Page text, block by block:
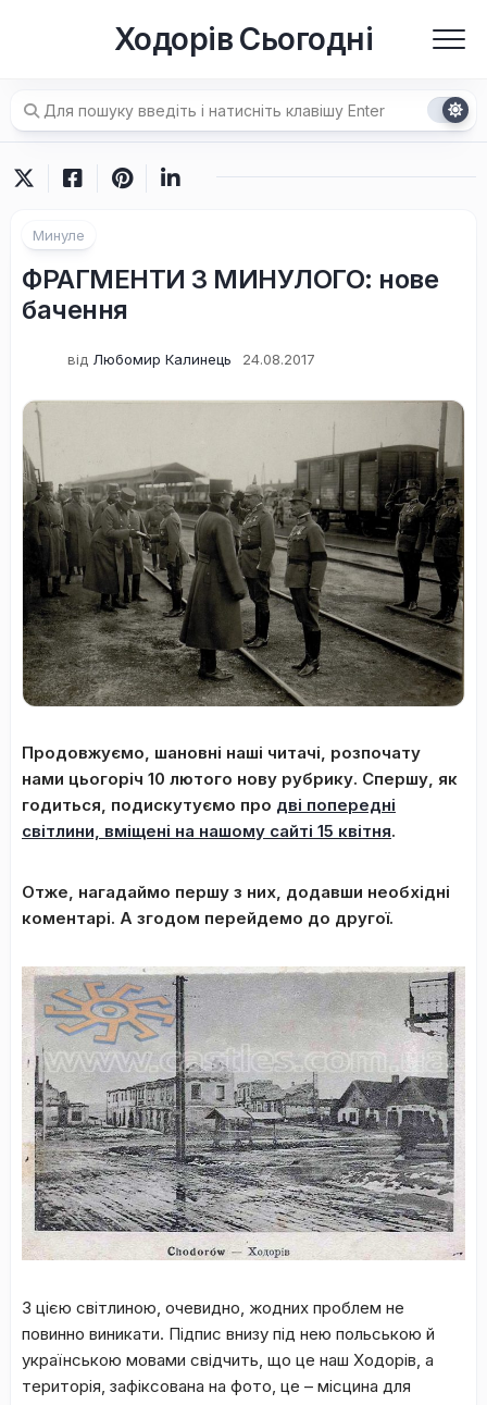
Ходорів Сьогодні
Минуле
ФРАГМЕНТИ З МИНУЛОГО: нове
бачення
від Любомир Калинець 24.08.2017
Продовжуємо, шановні наші читачі, розпочату
нами цьогоріч 10 лютого нову рубрику. Спершу, як
годиться, подискутуємо про дві попередні
світлини, вміщені на нашому сайті 15 квітня.
Отже, нагадаймо першу з них, додавши необхідні
коментарі. А згодом перейдемо до другої.
З цією світлиною, очевидно, жодних проблем не
повинно виникати. Підпис внизу під нею польською й
українською мовами свідчить, що це наш Ходорів, а
територія, зафіксована на фото, це – місцина для